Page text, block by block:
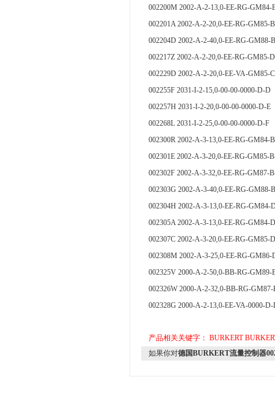
002200M 2002-A-2-13,0-EE-RG-
002201A 2002-A-2-20,0-EE-RG-GM85-
002204D 2002-A-2-40,0-EE-RG-GM88-
002217Z 2002-A-2-20,0-EE-RG-GM85-
002229D 2002-A-2-20,0-EE-VA-GM85-
002255F 2031-I-2-15,0-00-00-0000-
002257H 2031-I-2-20,0-00-00-0000-
002268L 2031-I-2-25,0-00-00-0000-
002300R 2002-A-3-13,0-EE-RG-GM84-
002301E 2002-A-3-20,0-EE-RG-GM85-
002302F 2002-A-3-32,0-EE-RG-GM87-
002303G 2002-A-3-40,0-EE-RG-GM88-
002304H 2002-A-3-13,0-EE-RG-GM84-
002305A 2002-A-3-13,0-EE-RG-GM84-
002307C 2002-A-3-20,0-EE-RG-GM85-
002308M 2002-A-3-25,0-EE-RG-
002325V 2000-A-2-50,0-BB-RG-
002326W 2000-A-2-32,0-BB-RG-
002328G 2000-A-2-13,0-EE-VA-0000-
产品相关关键字： BURKERT
如果你对德国BURKERT流量控制器